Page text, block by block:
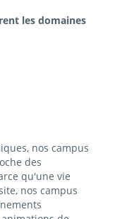
les domaines
nos campus
des
qu'une vie
nos campus